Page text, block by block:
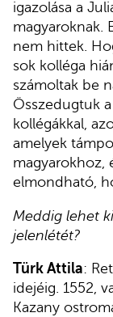
igazolása a
magyaroknak.
nem hittek.
sok kolléga
számoltak be
Összedugtuk
kollégákkal,
amelyek
magyarokhoz,
elmondható,
Meddig lehet
jelenlétét?
Türk Attila:
idejéig. 1552,
Kazany